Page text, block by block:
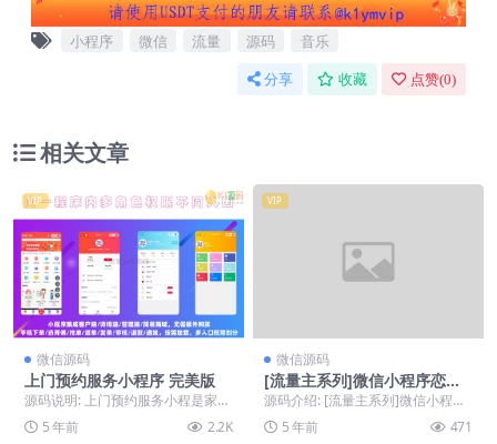
小程序 微信 流量 源码 音乐
分享 收藏 点赞(0)
相关文章
VIP
微信源码
上门预约服务小程序 完美版
源码说明: 上门预约服务小程是家政
门到门预约服务应用小程序，不同
于58同城这些本...
5 年前 2.2K
VIP
微信源码
[流量主系列]微信小程序恋爱
话术表白头像漫画制作
源码介绍: [流量主系列]微信小程序
恋爱话术表白头像漫画制作 恋爱信
封表白制作生...
5 年前 471